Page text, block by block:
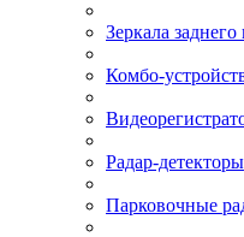
Зеркала заднего
Комбо-
Радар-детекторы
Парковочные